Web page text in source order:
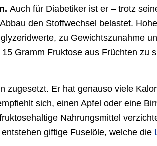
Auch für Diabetiker ist er – trotz
den Stoffwechsel belastet.
zu Gewichtszunahme
Gramm Fruktose aus Früchten zu
zugesetzt. Er hat genauso viele
sich, einen Apfel oder eine
Nahrungsmittel
giftige Fuselöle, welche die